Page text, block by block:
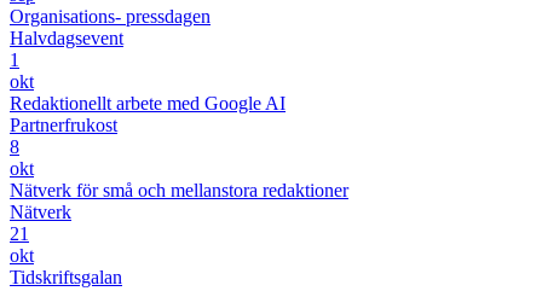
Organisations- pressdagen
Halvdagsevent
1
okt
Redaktionellt arbete med Google AI
Partnerfrukost
8
okt
Nätverk för små och mellanstora redaktioner
Nätverk
21
okt
Tidskriftsgalan